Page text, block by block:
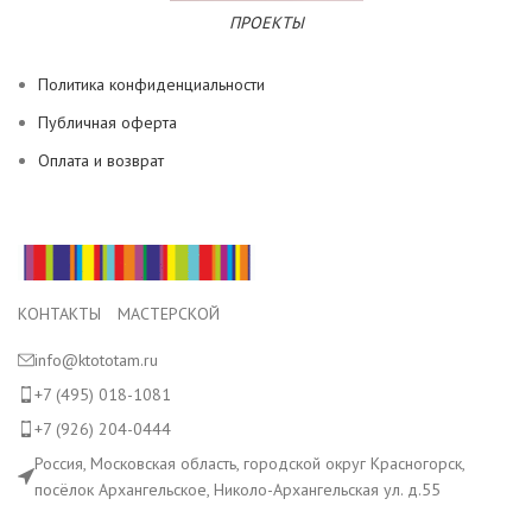
ПРОЕКТЫ
Политика конфиденциальности
Публичная оферта
Оплата и возврат
КОНТАКТЫ МАСТЕРСКОЙ
info@ktototam.ru
+7 (495) 018-1081
+7 (926) 204-0444
Россия, Московская область, городской округ Красногорск,
посёлок Архангельское, Николо-Архангельская ул. д.55